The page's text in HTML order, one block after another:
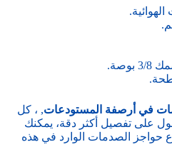
في أرصفة المستودعات, ، كل
على تفصيل أكثر دقة، يمكنك
حواجز الصدمات الوارد في هذه